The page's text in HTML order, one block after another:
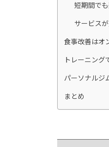
短期間で
サービス
食事改善はオ
トレーニング
パーソナルジ
まとめ